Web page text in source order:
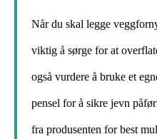
Når du skal legge
viktig å sørge for at
også vurdere å bruke et
pensel for å sikre jevn
fra produsenten for best